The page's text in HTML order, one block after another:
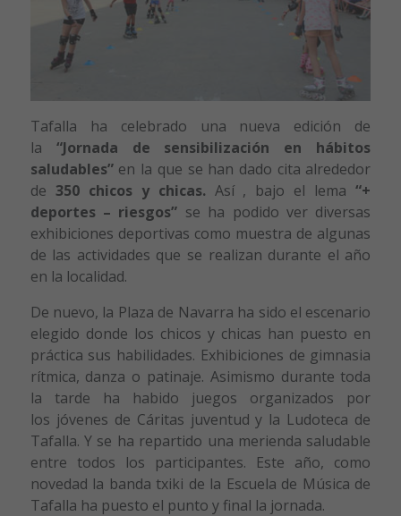
Tafalla ha celebrado una nueva edición de
la “Jornada de sensibilización en hábitos
saludables” en la que se han dado cita alrededor
de 350 chicos y chicas. Así , bajo el lema“+
deportes – riesgos” se ha podido ver diversas
exhibiciones deportivas como muestra de algunas
de las actividades que se realizan durante el año
en la localidad.
De nuevo, la Plaza de Navarra ha sido el escenario
elegido donde los chicos y chicas han puesto en
práctica sus habilidades. Exhibiciones de gimnasia
rítmica, danza o patinaje. Asimismo durante toda
la tarde ha habido juegos organizados por
los jóvenes de Cáritas juventud y la Ludoteca de
Tafalla. Y se ha repartido una merienda saludable
entre todos los participantes. Este año, como
novedad la banda txiki de la Escuela de Música de
Tafalla ha puesto el punto y final la jornada.